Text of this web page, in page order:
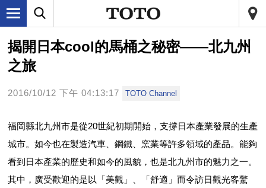
揭開日本cool的馬桶之秘密——北九州
之旅
2016/10/12 下午 04:13:17 TOTO Channel
福岡縣北九州市是從20世紀初期開始，支撐日本產業發展的生產
城市。如今也在製造汽車、鋼鐵、窯業等許多領域的產品。能夠
看到日本產業的歷史和如今的風貌，也是北九州市的魅力之一。
其中，廣受歡迎的是以「美觀」、「舒適」而令訪日觀光客驚